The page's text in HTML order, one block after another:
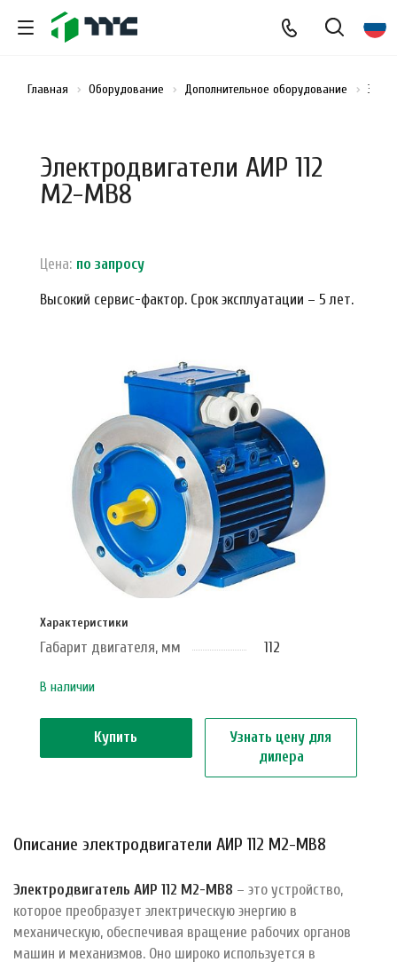
Главная Оборудование Дополнительное оборудование
Электродвигатели АИР 112
M2-MB8
Цена: по запросу
Высокий сервис-фактор. Срок эксплуатации – 5 лет.
Характеристики
Габарит двигателя, мм 112
В наличии
Купить
Узнать цену для
дилера
Описание электродвигатели АИР 112 M2-MB8
Электродвигатель АИР 112 M2-MB8 – это устройство,
которое преобразует электрическую энергию в
механическую, обеспечивая вращение рабочих органов
машин и механизмов. Оно широко используется в